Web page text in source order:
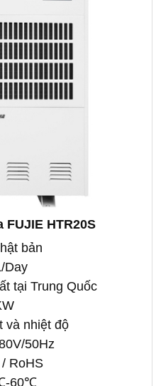
HTR20S
bản
Day
tại Trung Quốc
và nhiệt độ
50Hz
RoHS
60℃